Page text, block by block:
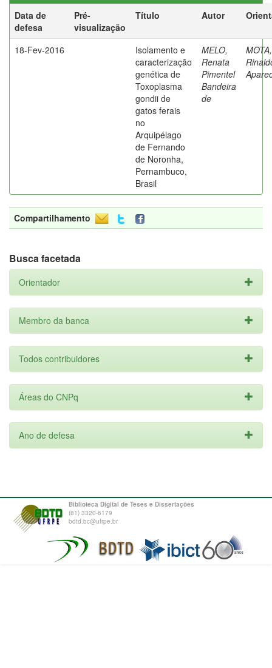
Data de
defesa
Pré-
visualização
Título Autor
18-Fev-2016
Isolamento e
caracterização
genética de
Toxoplasma
gondii de
gatos ferais
no
Arquipélago
de Fernando
de Noronha,
Pernambuco,
Brasil
MELO,
Renata
Pimentel
Bandeira
de
MOTA,
Compartilhamento
Busca facetada
Orientador
Membro da banca
Todos contribuidores
Áreas do CNPq
Ano de defesa
Biblioteca Digital de Teses e Dissertações
(81) 3320-6179
bdtd.bc@ufrpe.br